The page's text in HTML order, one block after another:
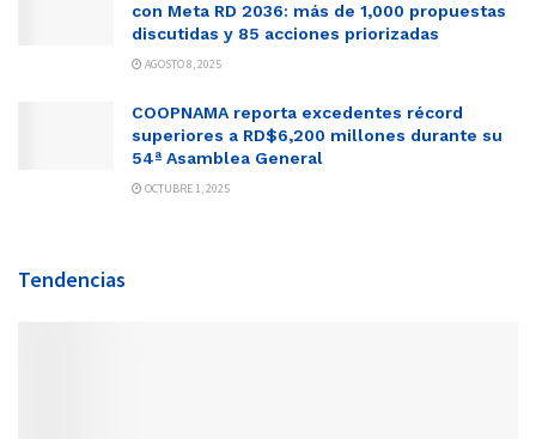
con Meta RD 2036: más de 1,000 propuestas
discutidas y 85 acciones priorizadas
AGOSTO 8, 2025
COOPNAMA reporta excedentes récord
superiores a RD$6,200 millones durante su
54ª Asamblea General
OCTUBRE 1, 2025
Tendencias